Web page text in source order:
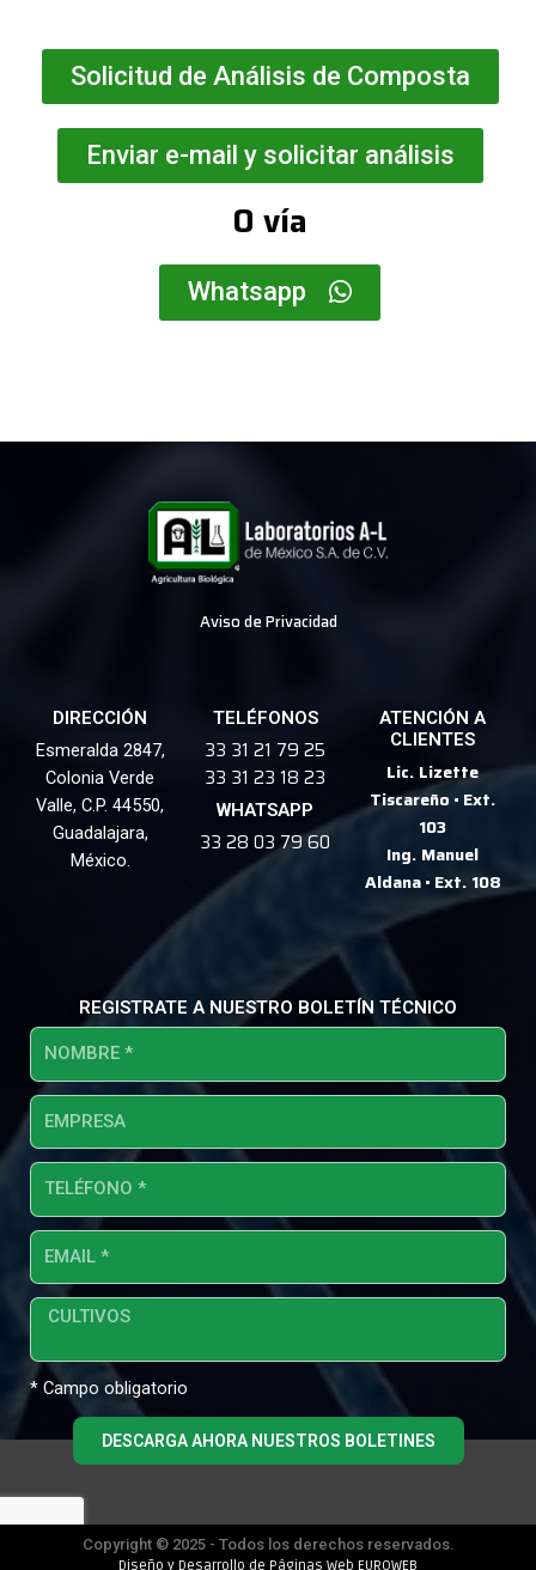
Solicitud de Análisis de Composta
Enviar e-mail y solicitar análisis
O vía
Whatsapp
Aviso de Privacidad
DIRECCIÓN
Esmeralda 2847,
Colonia Verde
Valle, C.P. 44550,
Guadalajara,
México.
TELÉFONOS
33 31 21 79 25
33 31 23 18 23
WHATSAPP
33 28 03 79 60
ATENCIÓN A
CLIENTES
Lic. Lizette
Tiscareño • Ext.
103
Ing. Manuel
Aldana• Ext. 108
REGISTRATE A NUESTRO BOLETÍN TÉCNICO
* Campo obligatorio
DESCARGA AHORA NUESTROS BOLETINES
Copyright © 2025 - Todos los derechos reservados.
Diseño y Desarrollo de Páginas Web EUROWEB